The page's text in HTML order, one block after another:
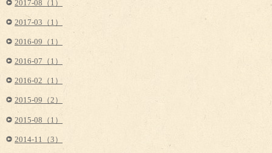
2017-08（1）
2017-03（1）
2016-09（1）
2016-07（1）
2016-02（1）
2015-09（2）
2015-08（1）
2014-11（3）